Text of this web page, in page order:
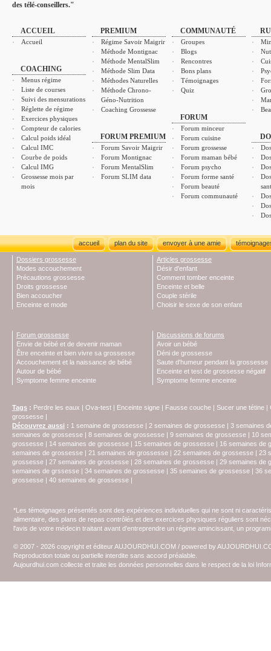
des télé-conseillers."
ACCUEIL
Accueil
COACHING
Menus régime
Liste de courses
Suivi des mensurations
Réglette de régime
Exercices physiques
Compteur de calories
Calcul poids idéal
Calcul IMC
Courbe de poids
Calcul IMG
Grossesse mois par
mois
PREMIUM
Régime Savoir Maigrir
Méthode Montignac
Méthode MentalSlim
Méthode Slim Data
Méthodes Naturelles
Méthode Chrono-
Géno-Nutrition
Coaching Grossesse
FORUM PREMIUM
Forum Savoir Maigrir
Forum Montignac
Forum MentalSlim
Forum SLIM data
COMMUNAUTÉ
Groupes
Blogs
Rencontres
Bons plans
Témoignages
Quiz
FORUM
Forum minceur
Forum cuisine
Forum grossesse
Forum maman bébé
Forum psycho
Forum forme santé
Forum beauté
Forum communauté
accueil plan du site envoyer à une amie
Dossiers grossesse
Modes accouchement
Précautions grossesse
Droits grossesse
Bien accoucher
Enceinte et mode
Articles grossesse
Désir d'enfant
Comment tomber enceinte
Enceinte et belle
Couple stérile
Choisir le sexe de son enfant
Forum grossesse
Envie de bébé et de devenir maman
Être enceinte et bien vivre sa grossesse
Accouchement et la naissance de bébé
Autour de bébé
Symptome femme enceinte
Discussions de forums
Avoir un bébé
Déni de grossesse
Saute d'humeur pendant la grossesse
Enceinte et test de grossesse négatif
Symptome femme enceinte
Tags : Perdre les eaux | Ova-test | Enceinte signe | Fausse couche | Sucer une tétine |
grossesse |
Découvrez aussi : 1 semaine de grossesse | 2 semaines de grossesse | 3 semaines
semaines de grossesse | 8 semaines de grossesse | 9 semaines de grossesse | 10
grossesse | 14 semaines de grossesse | 15 semaines de grossesse | 16 semaines de
semaines de grossesse | 21 semaines de grossesse | 22 semaines de grossesse | 23
grossesse | 27 semaines de grossesse | 28 semaines de grossesse | 29 semaines de
semaines de grssesse | 34 semaines de grossesse | 35 semaines de grossesse | 36
grossesse | 40 semaines de grossesse |
*Les témoignages présentés sont des expériences individuelles qui ne sont ni
alimentaire, des plans de repas contrôlés et des exercices physiques réguliers sont
l'avis de votre médecin traitant avant d'entreprendre un régime amincissant, un
© 2007 - 2026 copyright et éditeur AUJOURDHUI.COM / powered by
Reproduction totale ou partielle interdite sans accord préalable.
Aujourdhui.com collecte et traite les données personnelles dans le respect de la loi